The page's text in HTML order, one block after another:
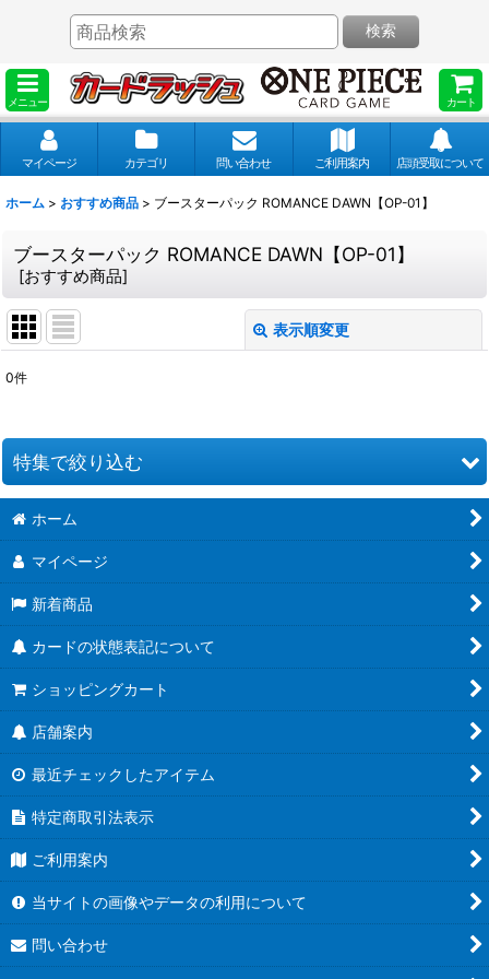
メニュー カート
検索
マイページ カテゴリ 問い合わせ ご利用案内 店頭受取について
ホーム > おすすめ商品 > ブースターパック ROMANCE DAWN【OP-01】
ブースターパック ROMANCE DAWN【OP-01】
[おすすめ商品]
表示順変更
並び順 :
0件
特集で絞り込む
スタートデッキ 6色新スタートデッキ【ST-31〜36】
ブースターパック 決戦の刻【OP-16】
スタートデッキEX ルフィ&エース【ST-30】
エクストラブースター EGGHEAD CRISIS【EB-04】
ブースターパック 蒼海の七傑【OP-14】
プロモーションカードセット2025【P】
プレミアムカードコレクション - ベストセレクションvol.5 -
ブースターパック 受け継がれる意志【OP-13】
ホーム
マイページ
新着商品
カードの状態表記について
ショッピングカート
店舗案内
最近チェックしたアイテム
特定商取引法表示
ご利用案内
当サイトの画像やデータの利用について
問い合わせ